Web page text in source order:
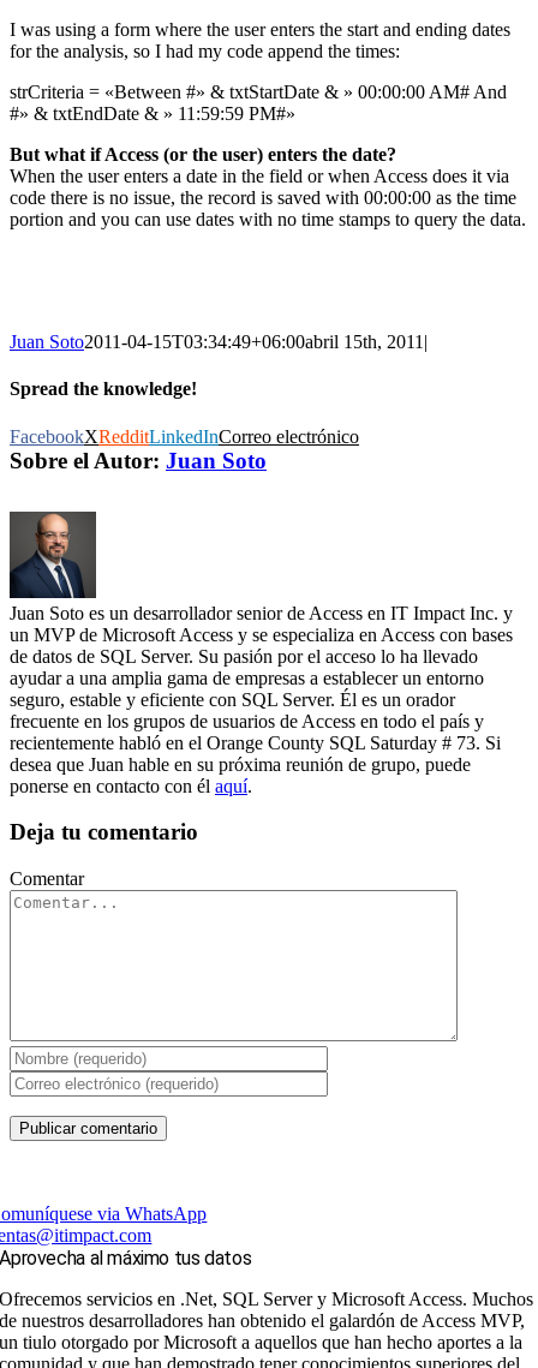
I was using a form where the user enters the start and ending dates
for the analysis, so I had my code append the times:
strCriteria = «Between #» & txtStartDate & » 00:00:00 AM# And
#» & txtEndDate & » 11:59:59 PM#»
But what if Access (or the user) enters the date?
When the user enters a date in the field or when Access does it via
code there is no issue, the record is saved with 00:00:00 as the time
portion and you can use dates with no time stamps to query the data.
Juan Soto2011-04-15T03:34:49+06:00abril 15th, 2011 |
Spread the knowledge!
FacebookXRedditLinkedInCorreo electrónico
Sobre el Autor: Juan Soto
Juan Soto es un desarrollador senior de Access en IT Impact Inc. y
un MVP de Microsoft Access y se especializa en Access con bases
de datos de SQL Server. Su pasión por el acceso lo ha llevado
ayudar a una amplia gama de empresas a establecer un entorno
seguro, estable y eficiente con SQL Server. Él es un orador
frecuente en los grupos de usuarios de Access en todo el país y
recientemente habló en el Orange County SQL Saturday # 73. Si
desea que Juan hable en su próxima reunión de grupo, puede
ponerse en contacto con él aquí.
Deja tu comentario
Comentar
via WhatsApp
Aprovecha al máximo tus datos
Ofrecemos servicios en .Net, SQL Server y Microsoft Access. Muchos
de nuestros desarrolladores han obtenido el galardón de Access MVP,
un tiulo otorgado por Microsoft a aquellos que han hecho aportes a la
comunidad y que han demostrado tener conocimientos superiores del